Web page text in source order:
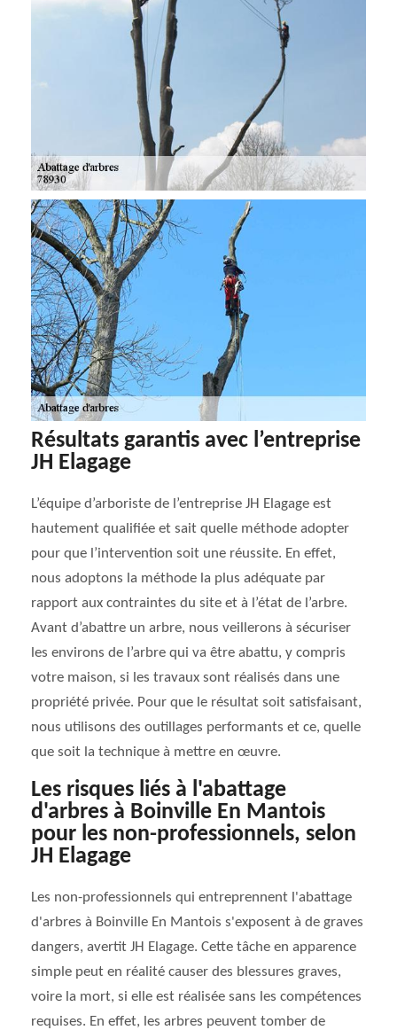
Résultats garantis avec l’entreprise
JH Elagage
L’équipe d’arboriste de l’entreprise JH Elagage est
hautement qualifiée et sait quelle méthode adopter
pour que l’intervention soit une réussite. En effet,
nous adoptons la méthode la plus adéquate par
rapport aux contraintes du site et à l’état de l’arbre.
Avant d’abattre un arbre, nous veillerons à sécuriser
les environs de l’arbre qui va être abattu, y compris
votre maison, si les travaux sont réalisés dans une
propriété privée. Pour que le résultat soit satisfaisant,
nous utilisons des outillages performants et ce, quelle
que soit la technique à mettre en œuvre.
Les risques liés à l'abattage
d'arbres à Boinville En Mantois
pour les non-professionnels, selon
JH Elagage
Les non-professionnels qui entreprennent l'abattage
d'arbres à Boinville En Mantois s'exposent à de graves
dangers, avertit JH Elagage. Cette tâche en apparence
simple peut en réalité causer des blessures graves,
voire la mort, si elle est réalisée sans les compétences
requises. En effet, les arbres peuvent tomber de